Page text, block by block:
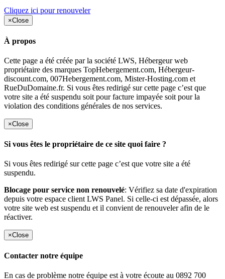
Cliquez ici pour renouveler
×Close
À propos
Cette page a été créée par la société LWS, Hébergeur web
propriétaire des marques TopHebergement.com, Hébergeur-
discount.com, 007Hebergement.com, Mister-Hosting.com et
RueDuDomaine.fr. Si vous êtes redirigé sur cette page c’est que
votre site a été suspendu soit pour facture impayée soit pour la
violation des conditions générales de nos services.
×Close
Si vous êtes le propriétaire de ce site quoi faire ?
Si vous êtes redirigé sur cette page c’est que votre site a été
suspendu.
Blocage pour service non renouvelé: Vérifiez sa date d'expiration
depuis votre espace client LWS Panel. Si celle-ci est dépassée, alors
votre site web est suspendu et il convient de renouveler afin de le
réactiver.
×Close
Contacter notre équipe
En cas de problème notre équipe est à votre écoute au 0892 700